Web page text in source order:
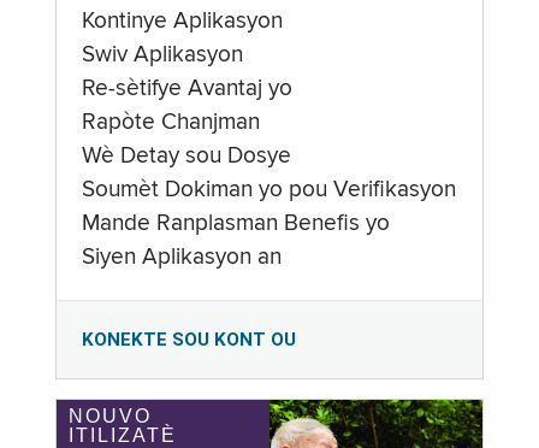
Kontinye Aplikasyon
Swiv Aplikasyon
Re-sètifye Avantaj yo
Rapòte Chanjman
Wè Detay sou Dosye
Soumèt Dokiman yo pou Verifikasyon
Mande Ranplasman Benefis yo
Siyen Aplikasyon an
KONEKTE SOU KONT OU
NOUVO
ITILIZATÈ